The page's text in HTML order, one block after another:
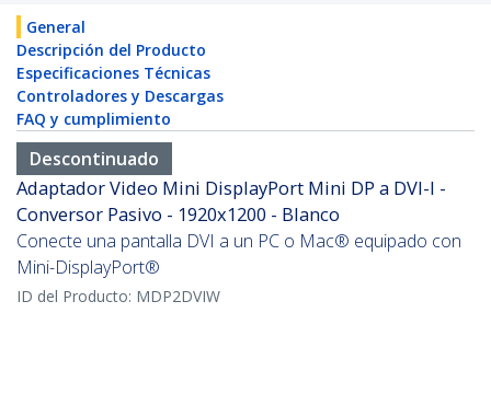
General
Descripción del Producto
Especificaciones Técnicas
Controladores y Descargas
FAQ y cumplimiento
Descontinuado
Adaptador Video Mini DisplayPort Mini DP a DVI-I -
Conversor Pasivo - 1920x1200 - Blanco
Conecte una pantalla DVI a un PC o Mac® equipado con
Mini-DisplayPort®
ID del Producto: MDP2DVIW